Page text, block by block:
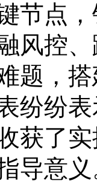
节点
风控
题，
纷纷
获了
导意